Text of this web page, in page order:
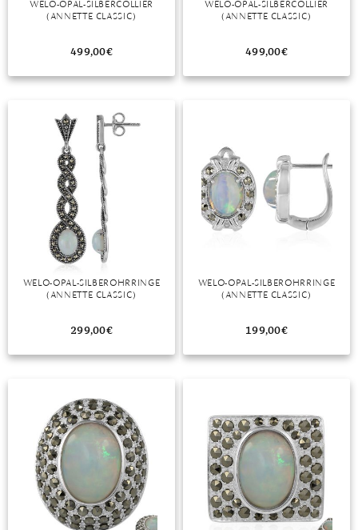
PERIDOT
QUARZ
ROSENQUARZ
RUBIN
SAPHIR
ZIRKON
WELO-OPAL-SILBERCOLLIER
(ANNETTE CLASSIC)
499,00€
WELO-OPAL-SILBERCOLLIER
(ANNETTE CLASSIC)
499,00€
WELO-OPAL-SILBEROHRRINGE
(ANNETTE CLASSIC)
299,00€
WELO-OPAL-SILBEROHRRINGE
(ANNETTE CLASSIC)
199,00€